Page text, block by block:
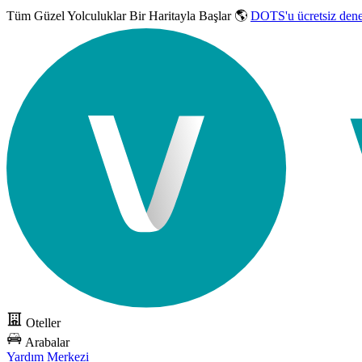
Tüm Güzel YolculuklarBir Haritayla Başlar 🌎 DOTS'u ücretsiz
Oteller
Arabalar
Yardım Merkezi